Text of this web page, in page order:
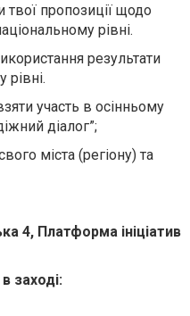
пропозиції щодо
рівні.
результати
участь в осінньому
діалог”;
міста (регіону) та
4, Платформа ініціатив
заході: